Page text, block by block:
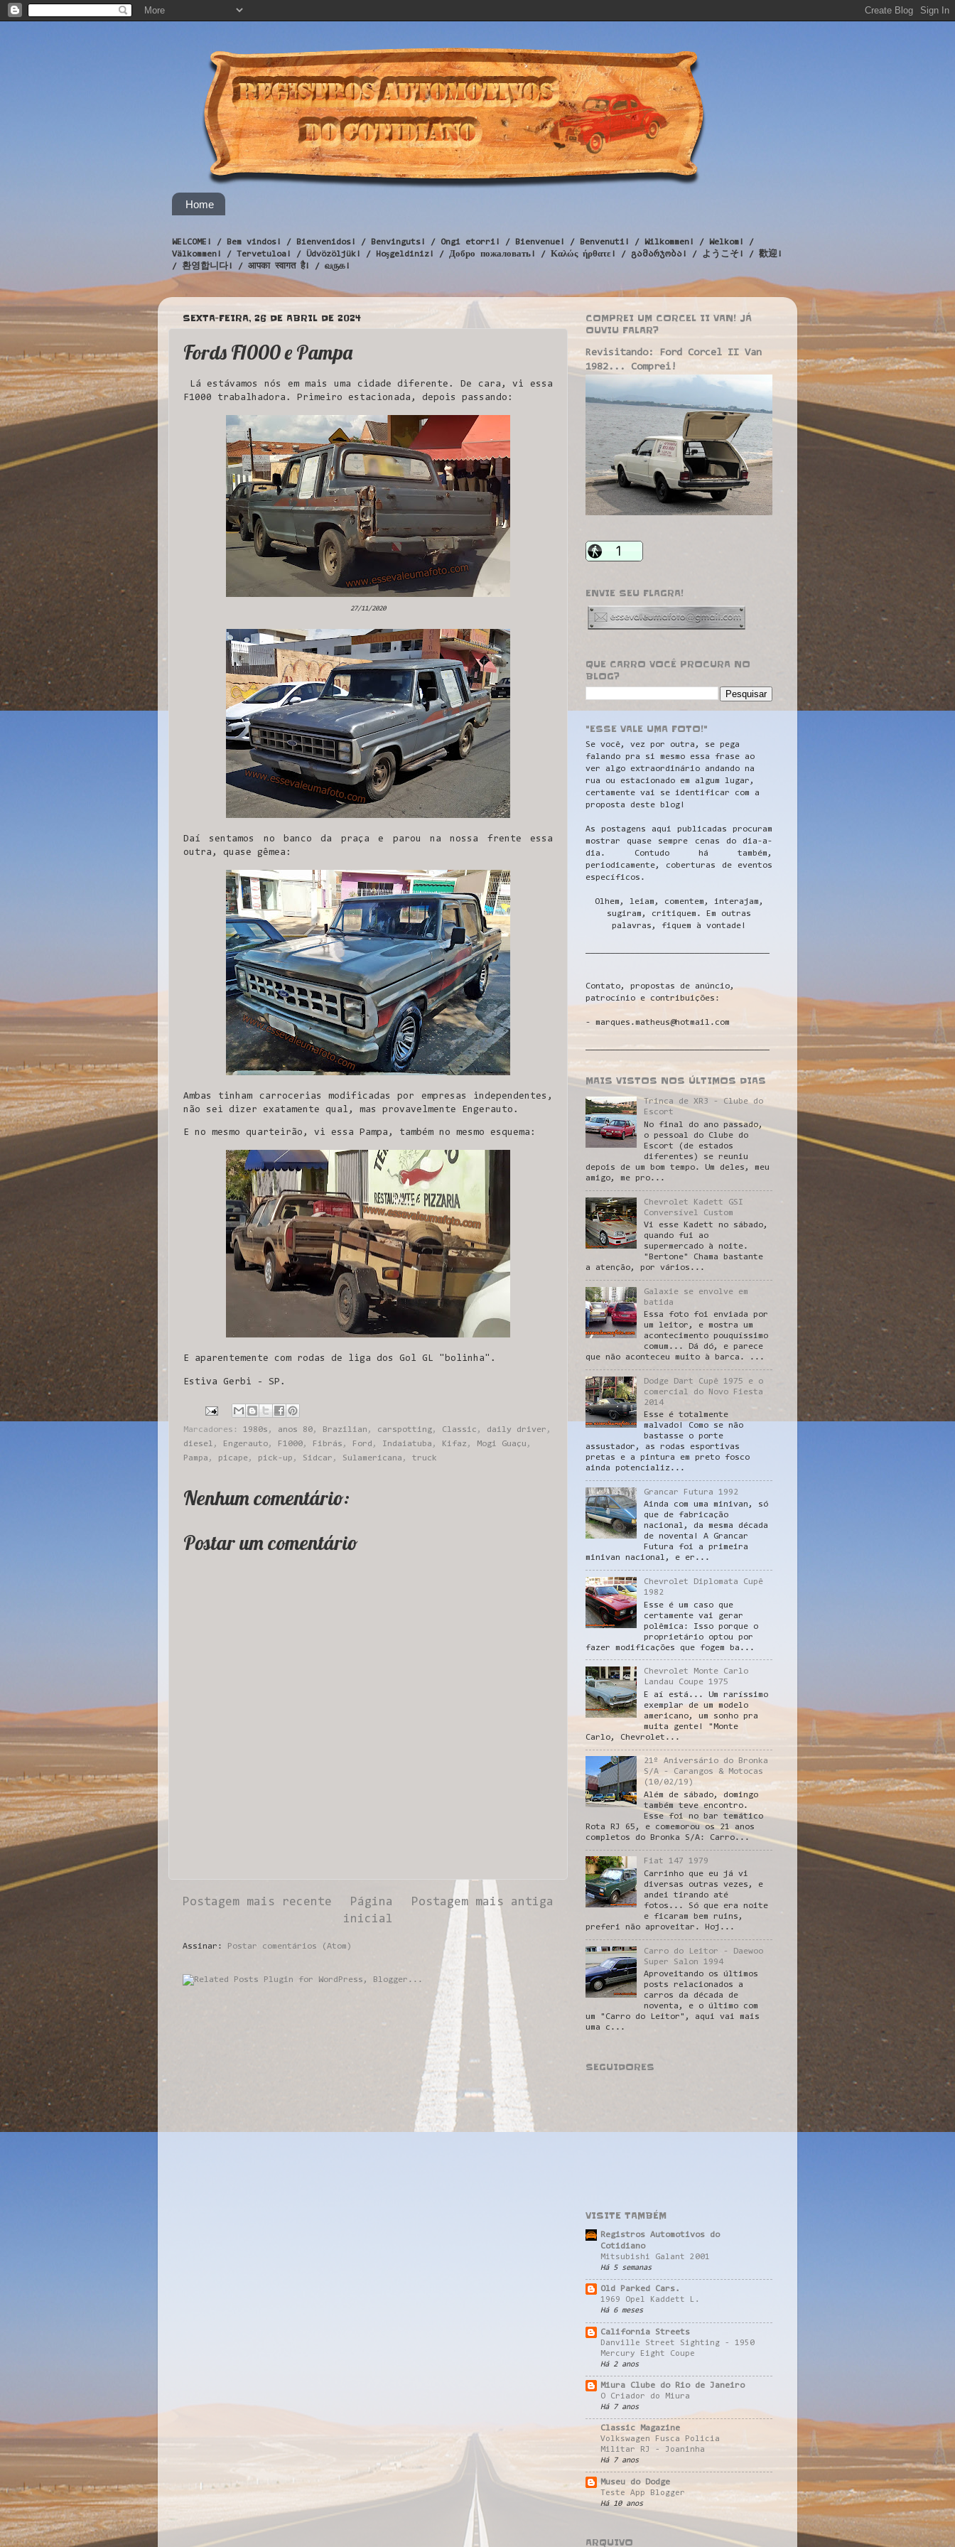
Home
WELCOME! / Bem vindos! / Bienvenidos! / Benvinguts! / Ongi etorri! / Bienvenue! / Benvenuti! / Wilkommen! / Welkom! /
Välkommen! / Tervetuloa! / Üdvözöljük! / Hoşgeldiniz! / Добро пожаловать! / Καλώς ήρθατε! / გამარჯობა! / ようこそ! / 歡迎!
/ 환영합니다! / आपका स्वागत है! / வருக!
SEXTA-FEIRA, 26 DE ABRIL DE 2024
Fords F1000 e Pampa
Lá estávamos nós em mais uma cidade diferente. De cara, vi essa
F1000 trabalhadora. Primeiro estacionada, depois passando:
27/11/2020
Daí sentamos no banco da praça e parou na nossa frente essa
outra, quase gêmea:
Ambas tinham carrocerias modificadas por empresas independentes,
não sei dizer exatamente qual, mas provavelmente Engerauto.
E no mesmo quarteirão, vi essa Pampa, também no mesmo esquema:
E aparentemente com rodas de liga dos Gol GL "bolinha".
Estiva Gerbi - SP.
Marcadores: 1980s , anos 80, Brazilian , carspotting, Classic , daily driver ,
diesel , Engerauto, F1000, Fibrás , Ford , Indaiatuba , Kifaz , Mogi Guaçu ,
Pampa , picape, pick-up , Sidcar , Sulamericana , truck
Nenhum comentário:
Postar um comentário
Postagem mais recente Postagem mais antiga
Página
inicial
Assinar: Postar comentários (Atom)
COMPREI UM CORCEL II VAN! JÁ
OUVIU FALAR?
Revisitando: Ford Corcel II Van
1982... Comprei!
ENVIE SEU FLAGRA!
QUE CARRO VOCÊ PROCURA NO
BLOG?
"ESSE VALE UMA FOTO!"
Se você, vez por outra, se pega
falando pra si mesmo essa frase ao
ver algo extraordinário andando na
rua ou estacionado em algum lugar,
certamente vai se identificar com a
proposta deste blog!
As postagens aqui publicadas procuram
mostrar quase sempre cenas do dia-a-
dia. Contudo há também,
periodicamente, coberturas de eventos
específicos.
Olhem, leiam, comentem, interajam,
sugiram, critiquem. Em outras
palavras, fiquem à vontade!
Contato, propostas de anúncio,
patrocínio e contribuições:
- marques.matheus@hotmail.com
MAIS VISTOS NOS ÚLTIMOS DIAS
Trinca de XR3 - Clube do
Escort
No final do ano passado,
o pessoal do Clube do
Escort (de estados
diferentes) se reuniu
depois de um bom tempo. Um deles, meu
amigo, me pro...
Chevrolet Kadett GSI
Conversível Custom
Vi esse Kadett no sábado,
quando fui ao
supermercado à noite.
"Bertone" Chama bastante
a atenção, por vários...
Galaxie se envolve em
batida
Essa foto foi enviada por
um leitor, e mostra um
acontecimento pouquíssimo
comum... Dá dó, e parece
que não aconteceu muito à barca. ...
Dodge Dart Cupê 1975 e o
comercial do Novo Fiesta
2014
Esse é totalmente
malvado! Como se não
bastasse o porte
assustador, as rodas esportivas
pretas e a pintura em preto fosco
ainda potencializ...
Grancar Futura 1992
Ainda com uma minivan, só
que de fabricação
nacional, da mesma década
de noventa! A Grancar
Futura foi a primeira
minivan nacional, e er...
Chevrolet Diplomata Cupê
1982
Esse é um caso que
certamente vai gerar
polêmica: Isso porque o
proprietário optou por
fazer modificações que fogem ba...
Chevrolet Monte Carlo
Landau Coupe 1975
E aí está... Um raríssimo
exemplar de um modelo
americano, um sonho pra
muita gente! "Monte
Carlo, Chevrolet...
21º Aniversário do Bronka
S/A - Carangos & Motocas
(10/02/19)
Além de sábado, domingo
também teve encontro.
Esse foi no bar temático
Rota RJ 65, e comemorou os 21 anos
completos do Bronka S/A: Carro...
Fiat 147 1979
Carrinho que eu já vi
diversas outras vezes, e
andei tirando até
fotos... Só que era noite
e ficaram bem ruins,
preferi não aproveitar. Hoj...
Carro do Leitor - Daewoo
Super Salon 1994
Aproveitando os últimos
posts relacionados a
carros da década de
noventa, e o último com
um "Carro do Leitor", aqui vai mais
uma c...
SEGUIDORES
VISITE TAMBÉM
Registros Automotivos do
Cotidiano
Mitsubishi Galant 2001
Há 5 semanas
Old Parked Cars.
1969 Opel Kaddett L.
Há 6 meses
California Streets
Danville Street Sighting - 1950
Mercury Eight Coupe
Há 2 anos
Miura Clube do Rio de Janeiro
O Criador do Miura
Há 7 anos
Classic Magazine
Volkswagen Fusca Policia
Militar RJ - Joaninha
Há 7 anos
Museu do Dodge
Teste App Blogger
Há 10 anos
ARQUIVO